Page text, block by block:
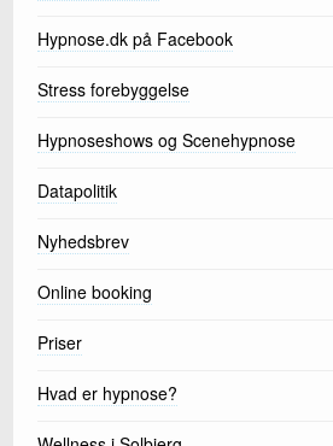
Hypnose.dk på Facebook
Stress forebyggelse
Hypnoseshows og Scenehypnose
Datapolitik
Nyhedsbrev
Online booking
Priser
Hvad er hypnose?